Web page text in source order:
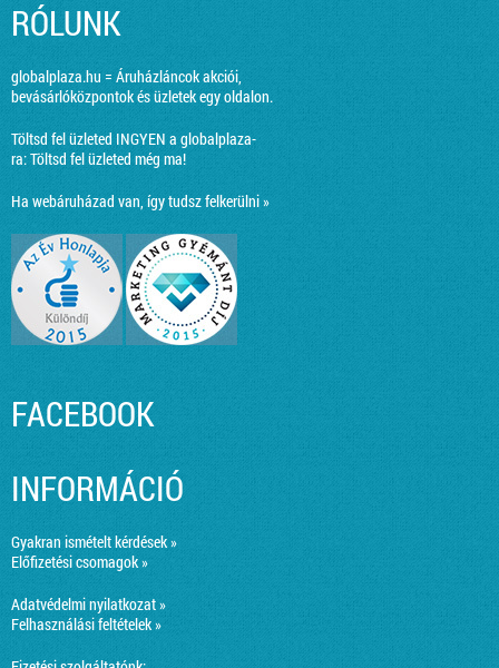
RÓLUNK
globalplaza.hu = Áruházláncok akciói,
bevásárlóközpontok és üzletek egy oldalon.
Töltsd fel üzleted INGYEN a globalplaza-
ra:Töltsd fel üzleted még ma!
Ha webáruházad van, így tudsz felkerülni »
FACEBOOK
INFORMÁCIÓ
Gyakran ismételt kérdések »
Előfizetési csomagok »
Adatvédelmi nyilatkozat »
Felhasználási feltételek »